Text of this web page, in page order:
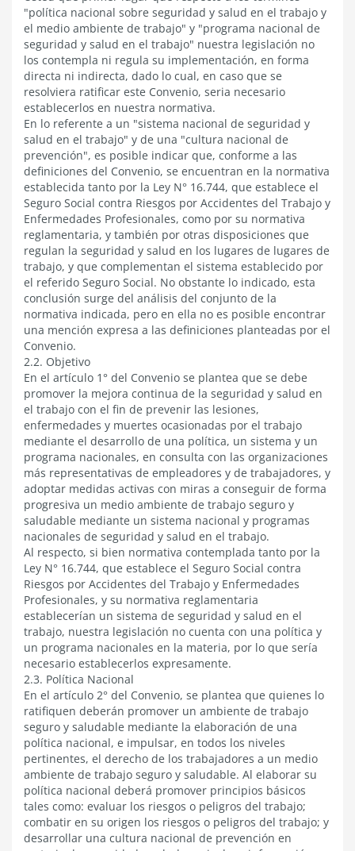
"política nacional sobre seguridad y salud en el trabajo y
el medio ambiente de trabajo" y "programa nacional de
seguridad y salud en el trabajo" nuestra legislación no
los contempla ni regula su implementación, en forma
directa ni indirecta, dado lo cual, en caso que se
resolviera ratificar este Convenio, seria necesario
establecerlos en nuestra normativa.
En lo referente a un "sistema nacional de seguridad y
salud en el trabajo" y de una "cultura nacional de
prevención", es posible indicar que, conforme a las
definiciones del Convenio, se encuentran en la normativa
establecida tanto por la Ley N° 16.744, que establece el
Seguro Social contra Riesgos por Accidentes del Trabajo y
Enfermedades Profesionales, como por su normativa
reglamentaria, y también por otras disposiciones que
regulan la seguridad y salud en los lugares de lugares de
trabajo, y que complementan el sistema establecido por
el referido Seguro Social. No obstante lo indicado, esta
conclusión surge del análisis del conjunto de la
normativa indicada, pero en ella no es posible encontrar
una mención expresa a las definiciones planteadas por el
Convenio.
2.2. Objetivo
En el artículo 1° del Convenio se plantea que se debe
promover la mejora continua de la seguridad y salud en
el trabajo con el fin de prevenir las lesiones,
enfermedades y muertes ocasionadas por el trabajo
mediante el desarrollo de una política, un sistema y un
programa nacionales, en consulta con las organizaciones
más representativas de empleadores y de trabajadores, y
adoptar medidas activas con miras a conseguir de forma
progresiva un medio ambiente de trabajo seguro y
saludable mediante un sistema nacional y programas
nacionales de seguridad y salud en el trabajo.
Al respecto, si bien normativa contemplada tanto por la
Ley N° 16.744, que establece el Seguro Social contra
Riesgos por Accidentes del Trabajo y Enfermedades
Profesionales, y su normativa reglamentaria
establecerían un sistema de seguridad y salud en el
trabajo, nuestra legislación no cuenta con una política y
un programa nacionales en la materia, por lo que sería
necesario establecerlos expresamente.
2.3. Política Nacional
En el artículo 2° del Convenio, se plantea que quienes lo
ratifiquen deberán promover un ambiente de trabajo
seguro y saludable mediante la elaboración de una
política nacional, e impulsar, en todos los niveles
pertinentes, el derecho de los trabajadores a un medio
ambiente de trabajo seguro y saludable. Al elaborar su
política nacional deberá promover principios básicos
tales como: evaluar los riesgos o peligros del trabajo;
combatir en su origen los riesgos o peligros del trabajo; y
desarrollar una cultura nacional de prevención en